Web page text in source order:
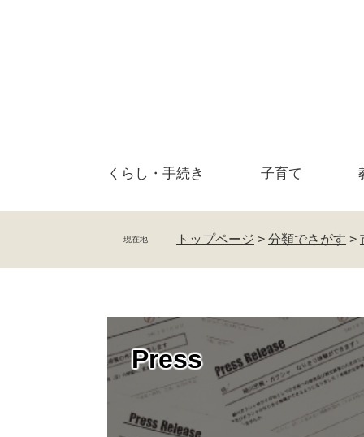
くらし・ 手続き 子育て
現在地 トップページ > 分類でさがす >
Press